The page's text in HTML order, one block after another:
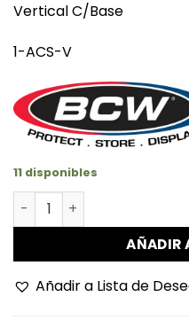
Vertical C/Base
1-ACS-V
11 disponibles
Exhibidor Acrílico Para
AÑADIR
Añadir a Lista de